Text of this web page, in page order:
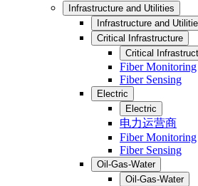
Infrastructure and Utilities
Infrastructure and
Critical Infrastructure
Critical
Fiber Monitoring
Fiber Sensing
Electric
Electric
电力运营商
Fiber Monitoring
Fiber Sensing
Oil-Gas-Water
Oil-Gas-Water